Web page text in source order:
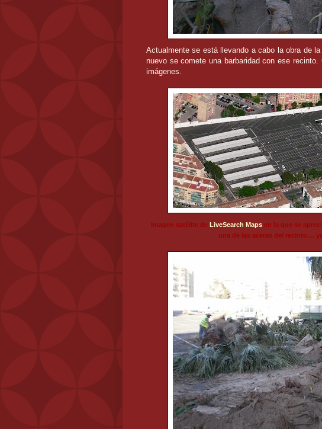
Actualmente se está llevando a cabo la obra de
nuevo se comete una barbaridad con ese
imágenes.
Imagen satélite de LiveSearch Mapsen la que se
una de las aceras del recinto....